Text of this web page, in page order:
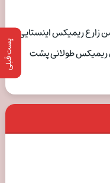
پست قبلی
زارع ریمیکس اینستایی
ریمیکس طولانی پشت